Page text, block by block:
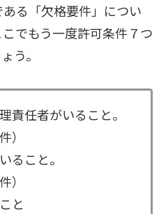
る「欠格要件」につい
でもう一度許可条件７つ
う。
任者がいること。
）
がいること。
）
と